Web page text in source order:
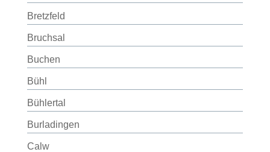
Bretzfeld
Bruchsal
Buchen
Bühl
Bühlertal
Burladingen
Calw